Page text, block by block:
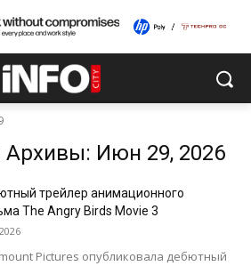
Июн 29, 2026
трейлер анимационного
The Angry Birds Movie 3
Pictures опубликовала дебютный